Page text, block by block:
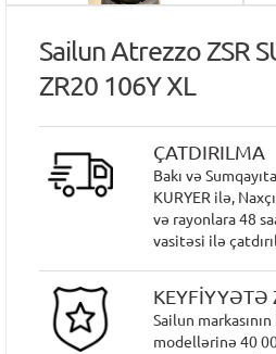
Sailun Atrezzo ZSR
ZR20 106Y XL
ÇATDIRILMA
Bakı və
KURYER ilə,
və rayonlara 48
vasitəsi ilə
Sailun
modellərinə 40